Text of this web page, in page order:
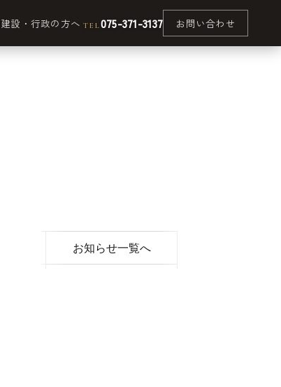
建設・行政の方へ TEL075-371-3137 お問い合わせ
お知らせ一覧へ